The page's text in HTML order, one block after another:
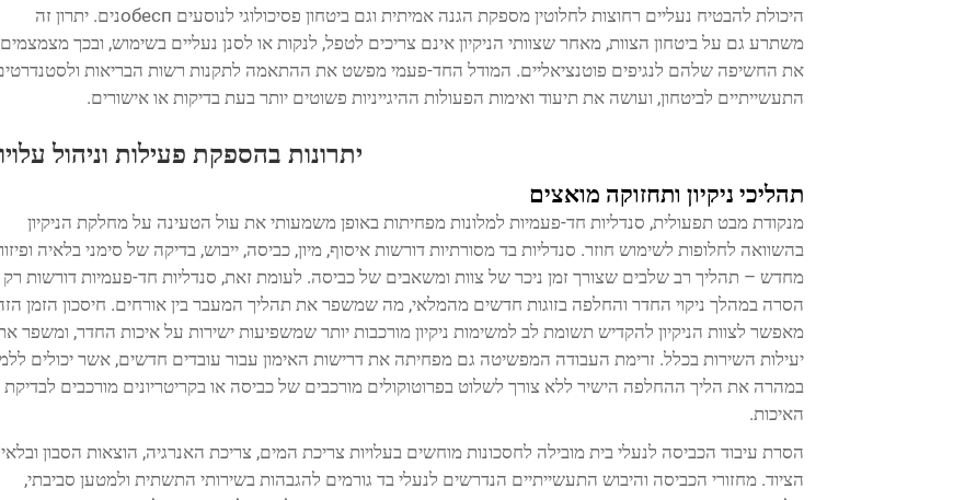
היכולת להבטיח נעליים רחוצות לחלוטין מספקת הגנה אמיתית וגם ביטחון פסיכולוגי לנוסעים обеспנים. יתרון זה
משתרע גם על ביטחון הצוות, מאחר שצוותי הניקיון אינם צריכים לטפל, לנקות או לסנן נעליים בשימוש, ובכך מצמצמים
את החשיפה שלהם לנגיפים פוטנציאליים. המודל החד-פעמי מפשט את ההתאמה לתקנות רשות הבריאות
התעשייתיים לביטחון, ועושה את תיעוד ואימות הפעולות ההיגייניות פשוטים יותר בעת בדיקות או אישורים.
יתרונות בהספקת פעילות וניהול
תהליכי ניקיון ותחזוקה מואצים
מנקודת מבט תפעולית, סנדליות חד-פעמיות למלונות מפחיתות באופן משמעותי את עול הטעינה על מחלקת הניקיון
בהשוואה לחלופות לשימוש חוזר. סנדליות בד מסורתיות דורשות איסוף, מיון, כביסה, ייבוש, בדיקה של סימני בלאיה
מחדש – תהליך רב שלבים שצורך זמן ניכר של צוות ומשאבים של כביסה. לעומת זאת, סנדליות חד-פעמיות דורשות רק
הסרה במהלך ניקוי החדר והחלפה בזוגות חדשים מהמלאי, מה שמשפר את תהליך המעבר בין אורחים. חיסכון הזמן
מאפשר לצוות הניקיון להקדיש תשומת לב למשימות ניקיון מורכבות יותר שמשפיעות ישירות על איכות החדר, ומשפר
יעילות השירות בכלל. זרימת העבודה המפשיטה גם מפחיתה את דרישות האימון עבור עובדים חדשים, אשר יכולים
במהרה את הליך ההחלפה הישיר ללא צורך לשלוט בפרוטוקולים מורכבים של כביסה או בקריטריונים מורכבים לבדיקת
האיכות.
הסרת עיבוד הכביסה לנעלי בית מובילה לחסכונות מוחשים בעלויות צריכת המים, צריכת האנרגיה, הוצאות הסבון ובלאי
הציוד. מחזורי הכביסה והיבוש התעשייתיים הנדרשים לנעלי בד גורמים להגבהות בשירותי התשתית ולמטען סביבתי,